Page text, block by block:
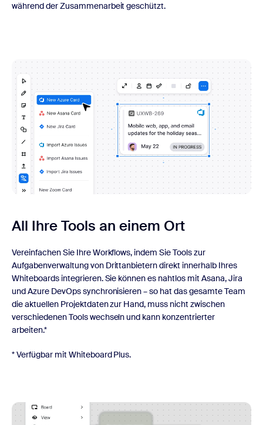
während der Zusammenarbeit geschützt.
All Ihre Tools an einem Ort
Vereinfachen Sie Ihre Workflows, indem Sie Tools zur
Aufgabenverwaltung von Drittanbietern direkt innerhalb Ihres
Whiteboards integrieren. Sie können es nahtlos mit Asana, Jira
und Azure DevOps synchronisieren – so hat das gesamte Team
die aktuellen Projektdaten zur Hand, muss nicht zwischen
verschiedenen Tools wechseln und kann konzentrierter
arbeiten.*
* Verfügbar mit Whiteboard Plus.